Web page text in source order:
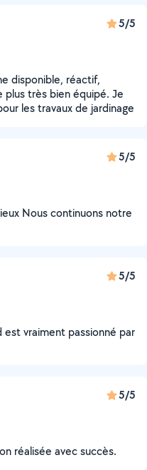
5/5
disponible, réactif,
très bien équipé. Je
les travaux de jardinage
5/5
Nous continuons notre
5/5
est vraiment passionné par
5/5
réalisée avec succès.